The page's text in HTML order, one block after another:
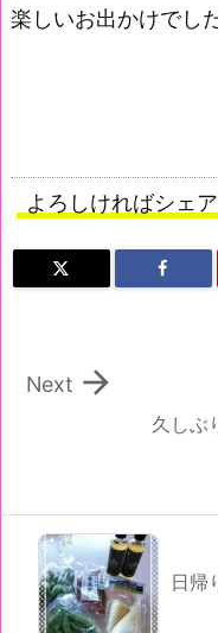
楽しいお出かけでし
よろしければシェ
久しぶ

Next
日